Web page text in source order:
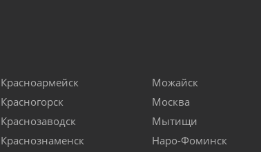
Красноармейск
Красногорск
Краснозаводск
Краснознаменск
Можайск
Москва
Мытищи
Наро-Фоминск